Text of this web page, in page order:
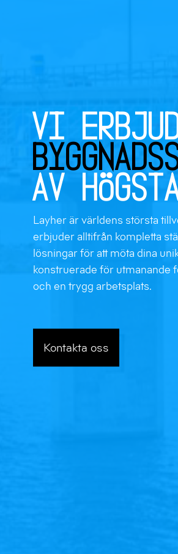
Vi
av
Layher är världens största
erbjuder alltifrån kompletta
lösningar för att möta dina
konstruerade för utmanande
och en trygg arbetsplats.
Kontakta oss